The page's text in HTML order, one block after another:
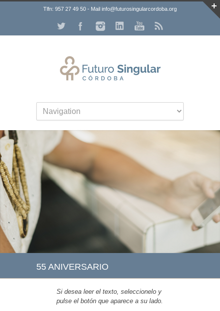
Tlfn: 957 27 49 50 - Mail info@futurosingularcordoba.org
55 ANIVERSARIO
Si desea leer el texto, seleccionelo y
pulse el botón que aparece a su lado.